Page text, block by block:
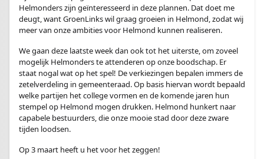
Helmonders zijn geïnteresseerd in deze plannen. Dat doet me
deugt, want GroenLinks wil graag groeien in Helmond, zodat wij
meer van onze ambities voor Helmond kunnen realiseren.
We gaan deze laatste week dan ook tot het uiterste, om zoveel
mogelijk Helmonders te attenderen op onze boodschap. Er
staat nogal wat op het spel! De verkiezingen bepalen immers de
zetelverdeling in gemeenteraad. Op basis hiervan wordt bepaald
welke partijen het college vormen en de komende jaren hun
stempel op Helmond mogen drukken. Helmond hunkert naar
capabele bestuurders, die onze mooie stad door deze zware
tijden loodsen.
Op 3 maart heeft u het voor het zeggen!